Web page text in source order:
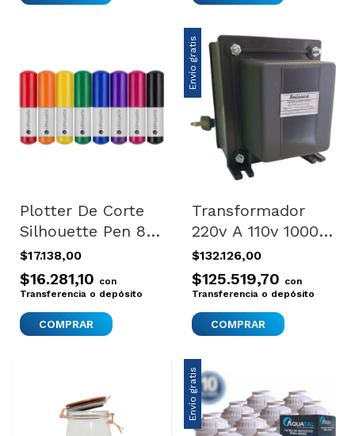
Plotter De Corte
Silhouette Pen 8
Celeste
$17.138,00
$16.281,10 con
Transferencia o depósito
Envío gratis
Transformador
220v A 110v 1000w
Autotransformador
Plateado
$132.126,00
$125.519,70 con
Transferencia o depósito
Envío gratis